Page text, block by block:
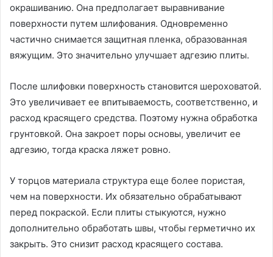
окрашиванию. Она предполагает выравнивание
поверхности путем шлифования. Одновременно
частично снимается защитная пленка, образованная
вяжущим. Это значительно улучшает адгезию плиты.
После шлифовки поверхность становится шероховатой.
Это увеличивает ее впитываемость, соответственно, и
расход красящего средства. Поэтому нужна обработка
грунтовкой. Она закроет поры основы, увеличит ее
адгезию, тогда краска ляжет ровно.
У торцов материала структура еще более пористая,
чем на поверхности. Их обязательно обрабатывают
перед покраской. Если плиты стыкуются, нужно
дополнительно обработать швы, чтобы герметично их
закрыть. Это снизит расход красящего состава.